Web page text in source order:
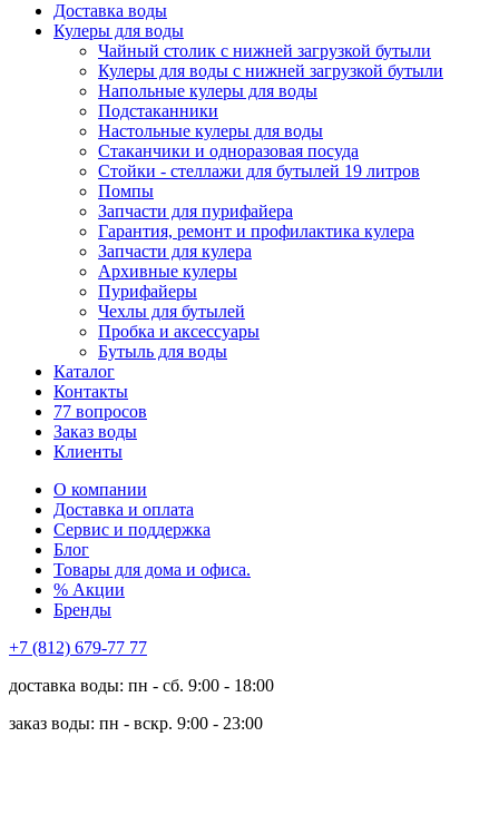
Доставка воды
Кулеры для воды
Чайный столик с нижней загрузкой бутыли
Кулеры для воды с нижней загрузкой бутыли
Напольные кулеры для воды
Подстаканники
Настольные кулеры для воды
Стаканчики и одноразовая посуда
Стойки - стеллажи для бутылей 19 литров
Помпы
Запчасти для пурифайера
Гарантия, ремонт и профилактика кулера
Запчасти для кулера
Архивные кулеры
Пурифайеры
Чехлы для бутылей
Пробка и аксессуары
Бутыль для воды
Каталог
Контакты
77 вопросов
Заказ воды
Клиенты
О компании
Доставка и оплата
Сервис и поддержка
Блог
Товары для дома и офиса.
% Акции
Бренды
+7 (812) 679-77 77
доставка воды: пн - сб. 9:00 - 18:00
заказ воды: пн - вскр. 9:00 - 23:00